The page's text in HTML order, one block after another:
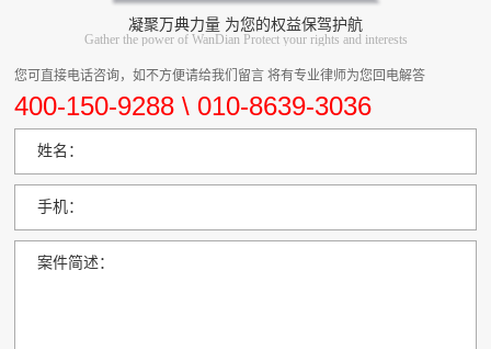
凝聚万典力量 为您的权益保驾护航
Gather the power of WanDian Protect your rights and interests
您可直接电话咨询，如不方便请给我们留言 将有专业律师为您回电解答
400-150-9288 \ 010-8639-3036
姓名：
手机：
案件简述：